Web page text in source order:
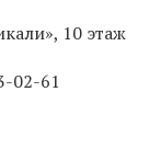
10 этаж
02-61